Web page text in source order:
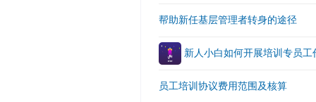
帮助新任基层管理者转身的途径
新人小白如何开展培训专员工
员工培训协议费用范围及核算